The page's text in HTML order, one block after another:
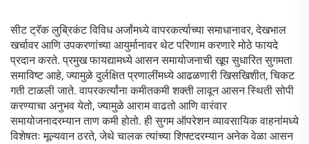
सीट ट्रॅक लुब्रिकंट विविध अर्जांमध्ये वापरकर्त्याच्या समाधानावर, देखभाल
खर्चावर आणि उपकरणांच्या आयुर्मानावर थेट परिणाम करणारे मोठे फायदे
प्रदान करते. प्रमुख फायद्यामध्ये आसन समायोजनाची खूप सुधारित सुगमता
समाविष्ट आहे, ज्यामुळे दुर्लक्षित प्रणालींमध्ये आढळणारी खिसखिशीत, चिकट
गती टाळली जाते. वापरकर्त्यांना कमीतकमी शक्ती लावून आसन स्थिती सोपी
करण्याचा अनुभव येतो, ज्यामुळे आराम वाढतो आणि वारंवार
समायोजनादरम्यान ताण कमी होतो. ही सुगम ऑपरेशन व्यावसायिक वाहनांमध्ये
विशेषतः मूल्यवान ठरते, जेथे चालक त्यांच्या शिफ्टदरम्यान अनेक वेळा आसन